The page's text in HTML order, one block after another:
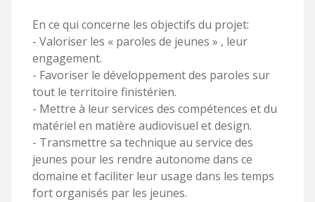
En ce qui concerne les objectifs du projet:
- Valoriser les « paroles de jeunes » , leur
engagement.
- Favoriser le développement des paroles sur
tout le territoire finistérien.
- Mettre à leur services des compétences et du
matériel en matière audiovisuel et design.
- Transmettre sa technique au service des
jeunes pour les rendre autonome dans ce
domaine et faciliter leur usage dans les temps
fort organisés par les jeunes.